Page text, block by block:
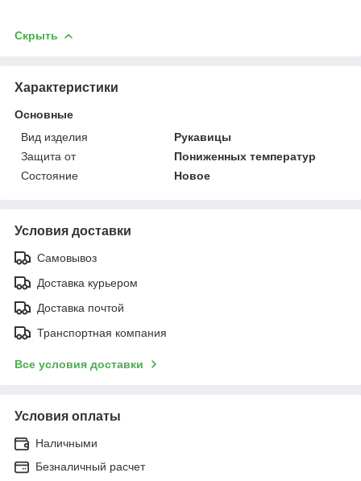
Скрыть
Характеристики
Основные
Вид изделия
Рукавицы
Защита от
Пониженных температур
Состояние
Новое
Условия доставки
Самовывоз
Доставка курьером
Доставка почтой
Транспортная компания
Все условия доставки
Условия оплаты
Наличными
Безналичный расчет